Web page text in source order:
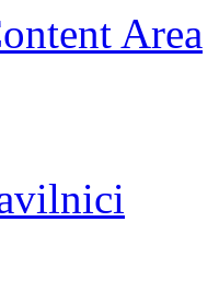
Area